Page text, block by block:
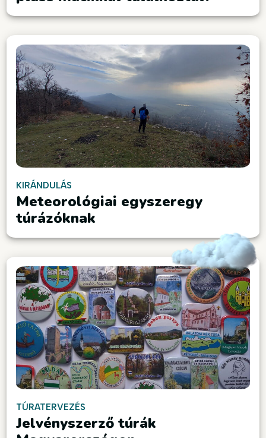
KIRÁNDULÁS
Meteorológiai egyszeregy
túrázóknak
TÚRATERVEZÉS
Jelvényszerző túrák